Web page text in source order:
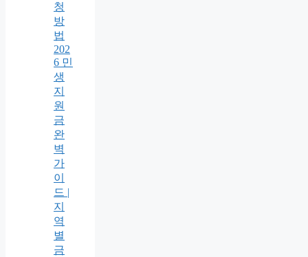
청
방
법
202
6 민
생
지
원
금
완
벽
가
이
드 |
지
역
별
금